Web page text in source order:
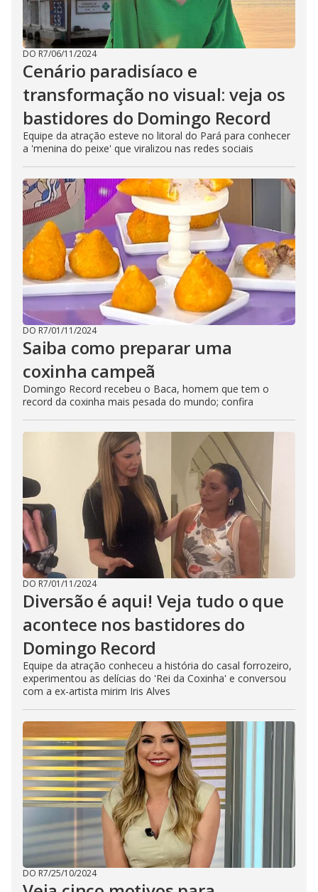
DO R7/06/11/2024
Cenário paradisíaco e
transformação no visual: veja os
bastidores do Domingo Record
Equipe da atração esteve no litoral do Pará para conhecer
a 'menina do peixe' que viralizou nas redes sociais
DO R7/01/11/2024
Saiba como preparar uma
coxinha campeã
Domingo Record recebeu o Baca, homem que tem o
record da coxinha mais pesada do mundo; confira
DO R7/01/11/2024
Diversão é aqui! Veja tudo o que
acontece nos bastidores do
Domingo Record
Equipe da atração conheceu a história do casal forrozeiro,
experimentou as delícias do 'Rei da Coxinha' e conversou
com a ex-artista mirim Iris Alves
DO R7/25/10/2024